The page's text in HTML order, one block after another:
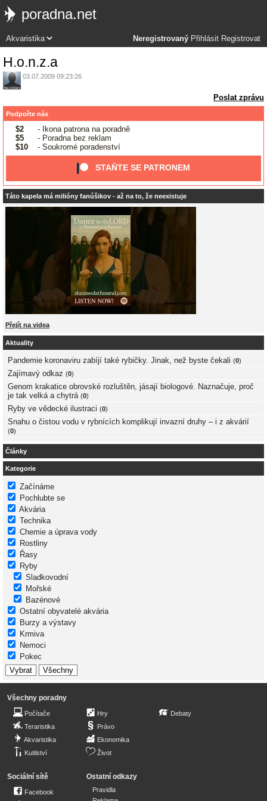
poradna.net
Neregistrovaný Přihlásit Registrovat
H.o.n.z.a
03.07.2009 09:23:26
Poslat zprávu
Podpořte nás
$2
- Ikona patrona na poradně
$5
- Poradna bez reklam
$10
- Soukromé poradenství
STAŇTE SE PATRONEM
Táto kapela má milióny fanúšikov - až na to, že neexistuje
Přejít na videa
Aktuality
Pandemie koronaviru zabíjí také rybičky. Jinak, než byste čekali (0)
Zajímavý odkaz (0)
Genom krakatice obrovské rozluštěn, jásají biologové. Naznačuje, proč
je tak velká a chytrá (0)
Ryby ve vědecké ilustraci (0)
Snahu o čistou vodu v rybnících komplikují invazní druhy – i z akvárií
(0)
Články
Kategorie
Začínáme
Pochlubte se
Akvária
Technika
Chemie a úprava vody
Rostliny
Řasy
Ryby
Sladkovodní
Mořské
Bazénové
Ostatní obyvatelé akvária
Burzy a výstavy
Krmiva
Nemoci
Pokec
Všechny poradny
Počítače
Teraristika
Akvaristika
Kutilství
Hry
Právo
Ekonomika
Život
Debaty
Sociální sítě
Facebook
Ostatní odkazy
Pravidla